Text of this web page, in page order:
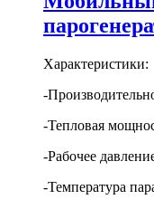
Характеристики:
-
-Тепловая
-Рабочее
-Температура